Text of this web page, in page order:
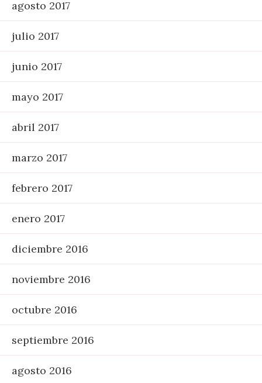
agosto 2017
julio 2017
junio 2017
mayo 2017
abril 2017
marzo 2017
febrero 2017
enero 2017
diciembre 2016
noviembre 2016
octubre 2016
septiembre 2016
agosto 2016